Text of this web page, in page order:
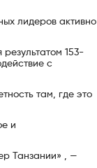
лидеров активно
153-
с
там, где это
и
Танзании» , —